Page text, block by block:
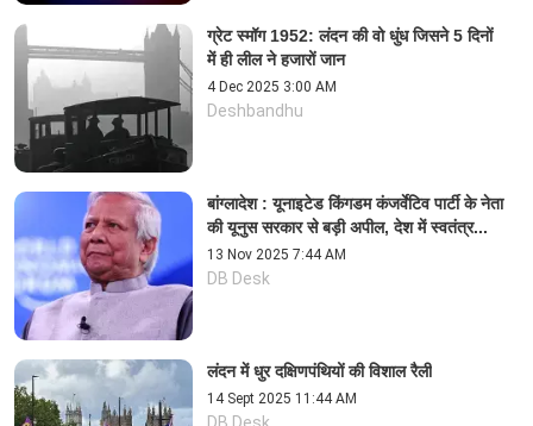
ग्रेट स्मॉग 1952: लंदन की वो धुंध जिसने 5 दिनों
में ही लील ने हजारों जान
4 Dec 2025 3:00 AM
Deshbandhu
बांग्लादेश : यूनाइटेड किंगडम कंजर्वेटिव पार्टी के नेता
की यूनुस सरकार से बड़ी अपील, देश में स्वतंत्र...
13 Nov 2025 7:44 AM
DB Desk
लंदन में धुर दक्षिणपंथियों की विशाल रैली
14 Sept 2025 11:44 AM